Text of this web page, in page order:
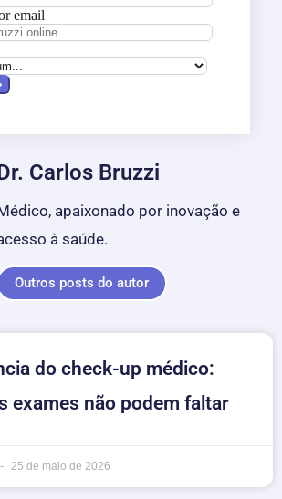
Carlos Bruzzi
apaixonado por inovação e
à saúde.
Outros posts do autor
do check-up médico:
exames não podem faltar
25 de maio de 2026